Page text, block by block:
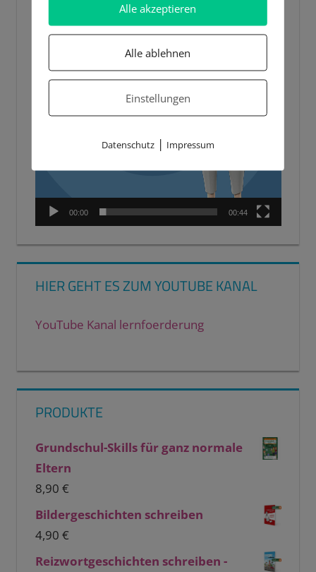
00:00 00:44
HIER GEHT ES ZUM YOUTUBE KANAL
YouTube Kanal lernfoerderung
PRODUKTE
Grundschul-Skills für ganz normale
Eltern
8,90 €
Bildergeschichten schreiben
4,90 €
Reizwortgeschichten schreiben -
Alle akzeptieren
Alle ablehnen
Einstellungen
Datenschutz| Impressum